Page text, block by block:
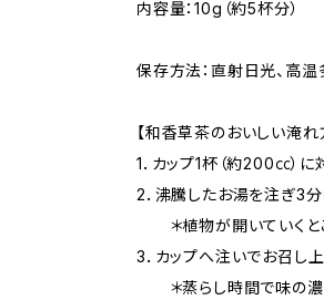
内容量：10g（約5杯分）
保存方法：直射日光、高
【和香草茶のおいしい淹れ
1．カップ1杯（約200㏄）
2．沸騰したお湯を注ぎ3分
＊植物が開いていくと
3．カップへ注いでお召し上
＊蒸らし時間で味の濃